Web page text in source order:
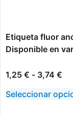
Etiqueta fluor
Disponible en
1,25 € - 3,74 €
Seleccionar